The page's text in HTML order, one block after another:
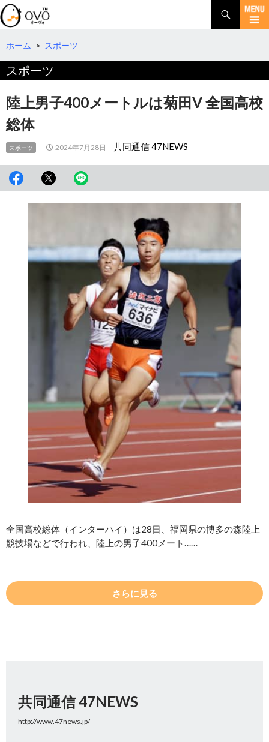
検
索
コ
テ
へ
移
動
ホーム > スポーツ
スポーツ
陸上男子400メートルは菊田V 全国高校
総体
スポーツ 2024年7月28日 共同通信 47NEWS
全国高校総体（インターハイ）は28日、福岡県の博多の森陸上
競技場などで行われ、陸上の男子400メート……
さらに見る
共同通信 47NEWS
http://www.47news.jp/